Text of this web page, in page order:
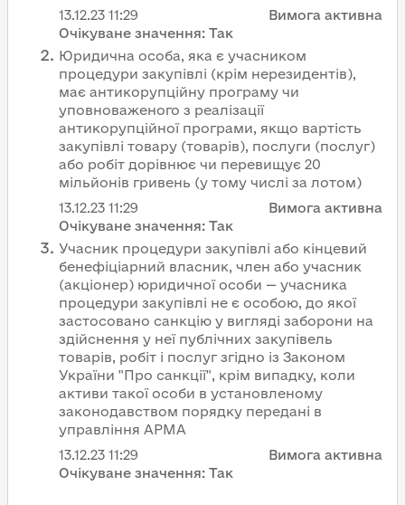
13.12.23 11:29
Вимога активна
Очікуване значення: Так
Юридична особа, яка є учасником
процедури закупівлі (крім нерезидентів),
має антикорупційну програму чи
уповноваженого з реалізації
антикорупційної програми, якщо вартість
закупівлі товару (товарів), послуги (послуг)
або робіт дорівнює чи перевищує 20
мільйонів гривень (у тому числі за лотом)
13.12.23 11:29
Вимога активна
Очікуване значення: Так
Учасник процедури закупівлі або кінцевий
бенефіціарний власник, член або учасник
(акціонер) юридичної особи — учасника
процедури закупівлі не є особою, до якої
застосовано санкцію у вигляді заборони на
здійснення у неї публічних закупівель
товарів, робіт і послуг згідно із Законом
України "Про санкції", крім випадку, коли
активи такої особи в установленому
законодавством порядку передані в
управління АРМА
13.12.23 11:29
Вимога активна
Очікуване значення: Так